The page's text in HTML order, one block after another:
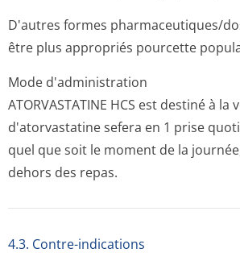
D'autres formes pharmaceutiqu­es/
être plus appropriés pourcette
Mode d'administration
ATORVASTATINE HCS est destiné à
d'atorvastatine sefera en 1 prise
quel que soit le moment de la
dehors des repas.
4.3. Contre-indications